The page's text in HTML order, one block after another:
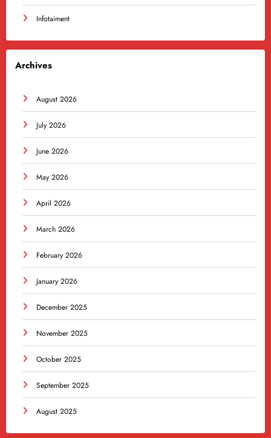
Infotaiment
Archives
August 2026
July 2026
June 2026
May 2026
April 2026
March 2026
February 2026
January 2026
December 2025
November 2025
October 2025
September 2025
August 2025